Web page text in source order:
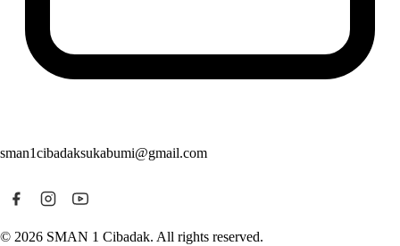
sman1cibadaksukabumi@gmail.com
© 2026 SMAN 1 Cibadak. All rights reserved.